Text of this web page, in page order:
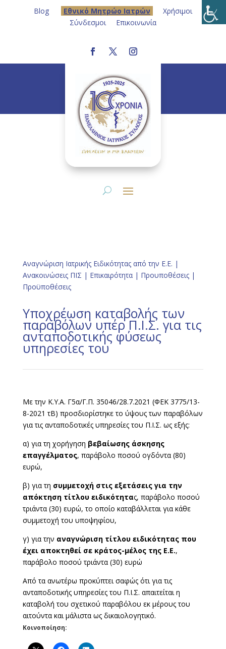
Blog Eθνικό Μητρώο Ιατρών
Χρήσιμοι
Σύνδεσμοι
Επικοινωνία
Αναγνώριση Ιατρικής Ειδικότητας από την Ε.Ε. |
Ανακοινώσεις ΠΙΣ | Επικαιρότητα| Προυποθέσεις|
Προϋποθέσεις
Yποχρέωση καταβολής των
παραβόλων υπέρ Π.Ι.Σ. για τις
ανταποδοτικής φύσεως
υπηρεσίες του
Με την Κ.Υ.Α. Γ5α/Γ.Π. 35046/28.7.2021 (ΦΕΚ 3775/13-
8-2021 τΒ) προσδιορίστηκε το ύψους των παραβόλων
για τις ανταποδοτικές υπηρεσίες του Π.Ι.Σ. ως εξής:
α) για τη χορήγηση βεβαίωσης άσκησης
επαγγέλματος, παράβολο ποσού ογδόντα (80)
ευρώ,
β) για τη συμμετοχή στις εξετάσεις για την
απόκτηση τίτλου ειδικότητας, παράβολο ποσού
τριάντα (30) ευρώ, το οποίο καταβάλλεται για κάθε
συμμετοχή του υποψηφίου,
γ) για την αναγνώριση τίτλου ειδικότητας που
έχει αποκτηθεί σε κράτος-μέλος της Ε.Ε.,
παράβολο ποσού τριάντα (30) ευρώ
Από τα ανωτέρω προκύπτει σαφώς ότι για τις
ανταποδοτικής υπηρεσίες του Π.Ι.Σ. απαιτείται η
καταβολή του σχετικού παραβόλου εκ μέρους του
αιτούντα και μάλιστα ως δικαιολογητικό.
Κοινοποίηση: